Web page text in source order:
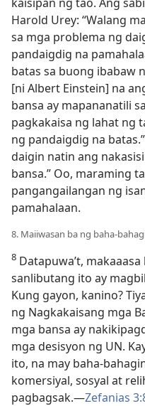
Harold Urey: “Walang
sa mga problema ng
pandaigdig na
batas sa buong ibabaw
[ni Albert Einstein] na
bansa ay mapananatili sa
pagkakaisa ng lahat ng
ng pandaigdig na
daigin natin ang
bansa.” Oo, maraming
pangangailangan ng
pamahalaan.
8. Maiiwasan ba ng baha-
8 Datapuwa’t,
sanlibutang ito ay
Kung gayon, kanino?
ng Nagkakaisang mga
mga bansa ay
mga desisyon ng UN.
ito, na may baha-
komersiyal, sosyal at
pagbagsak.—Zefanias